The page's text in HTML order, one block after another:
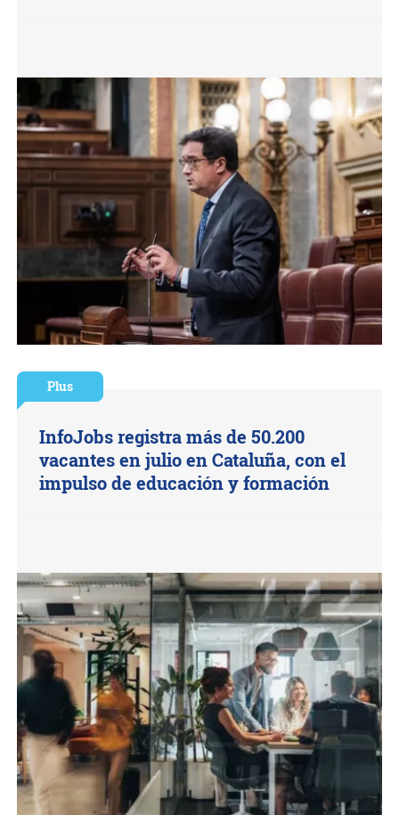
Plus
InfoJobs registra más de 50.200
vacantes en julio en Cataluña, con el
impulso de educación y formación